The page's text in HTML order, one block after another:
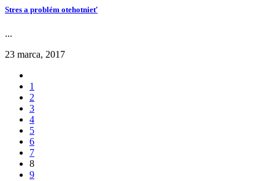
Stres a problém otehotnieť
...
23 marca, 2017
1
2
3
4
5
6
7
8
9